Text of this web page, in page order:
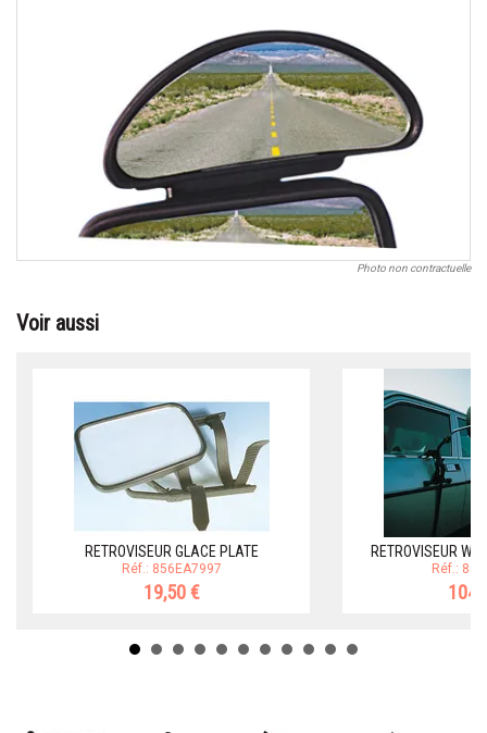
Photo non contractuelle
Voir aussi
RETROVISEUR GLACE PLATE
Réf.: 856EA7997
19,50 €
RETROVISEUR
Réf.: